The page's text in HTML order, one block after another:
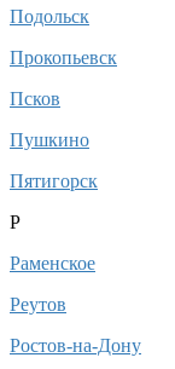
Подольск
Прокопьевск
Псков
Пушкино
Пятигорск
Р
Раменское
Реутов
Ростов-на-Дону